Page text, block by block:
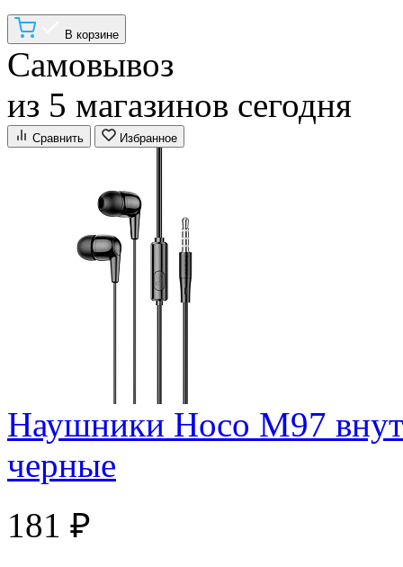
В корзине
Самовывоз
из 5 магазинов сегодня
Сравнить Избранное
Наушники Hoco M97
черные
181 ₽